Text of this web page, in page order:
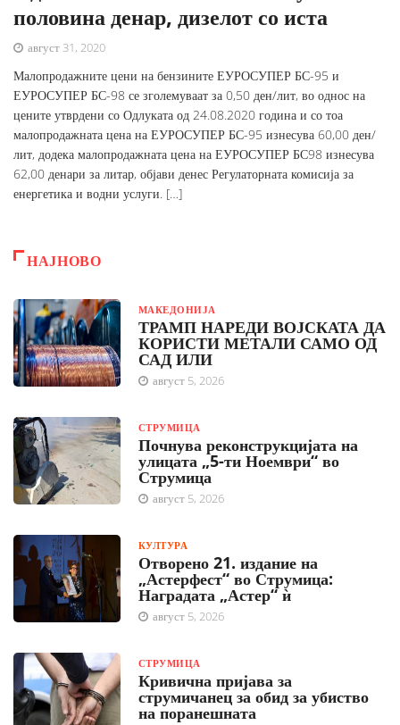
половина денар, дизелот со иста
август 31, 2020
Малопродажните цени на бензините ЕУРОСУПЕР БС-95 и
ЕУРОСУПЕР БС-98 се зголемуваат за 0,50 ден/лит, во однос на
цените утврдени со Одлуката од 24.08.2020 година и со тоа
малопродажната цена на ЕУРОСУПЕР БС-95 изнесува 60,00 ден/
лит, додека малопродажната цена на ЕУРОСУПЕР БС98 изнесува
62,00 денари за литар, објави денес Регулаторната комисија за
енергетика и водни услуги. […]
НАЈНОВО
МАКЕДОНИЈА
ТРАМП НАРЕДИ ВОЈСКАТА ДА
КОРИСТИ МЕТАЛИ САМО ОД
САД ИЛИ
август 5, 2026
СТРУМИЦА
Почнува реконструкцијата на
улицата „5-ти Ноември“ во
Струмица
август 5, 2026
КУЛТУРА
Отворено 21. издание на
„Астерфест“ во Струмица:
Наградата „Астер“ ѝ
август 5, 2026
СТРУМИЦА
Кривична пријава за
струмичанец за обид за убиство
на поранешната